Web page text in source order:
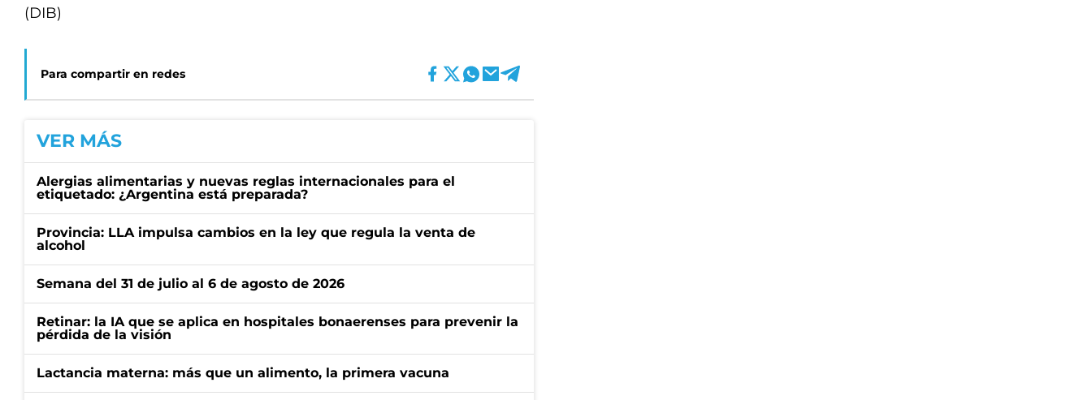
(DIB)
Para compartir en redes
VER MÁS
Alergias alimentarias y nuevas reglas internacionales para el
etiquetado: ¿Argentina está preparada?
Provincia: LLA impulsa cambios en la ley que regula la venta de
alcohol
Semana del 31 de julio al 6 de agosto de 2026
Retinar: la IA que se aplica en hospitales bonaerenses para prevenir la
pérdida de la visión
Lactancia materna: más que un alimento, la primera vacuna